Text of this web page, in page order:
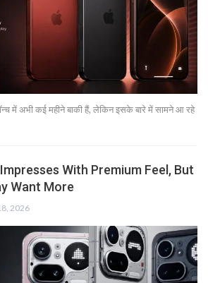
में अभी कई महीने बाकी हैं, लेकिन इसके बारे में सामने आ रहे
With Premium Feel, But
Want More
2026